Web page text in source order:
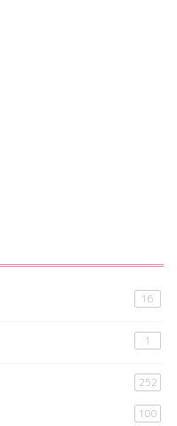
16
1
252
100